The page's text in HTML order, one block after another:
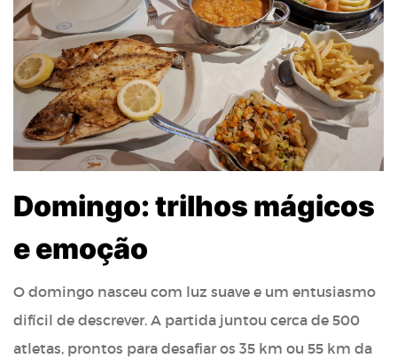
Domingo: trilhos mágicos
e emoção
O domingo nasceu com luz suave e um entusiasmo
difícil de descrever. A partida juntou cerca de 500
atletas, prontos para desafiar os 35 km ou 55 km da